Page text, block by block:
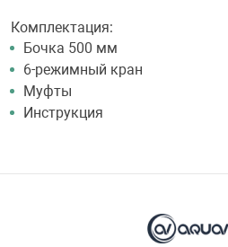
Комплектация:
Бочка 500 мм
6-режимный кран
Муфты
Инструкция